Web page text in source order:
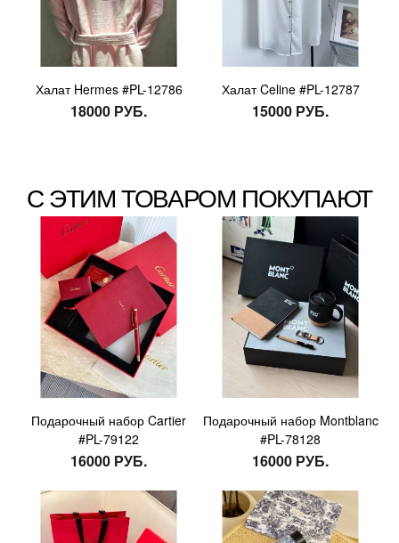
Халат Hermes #PL-12786
18000 РУБ.
Халат Celine #PL-12787
15000 РУБ.
С ЭТИМ ТОВАРОМ ПОКУПАЮТ
Подарочный набор Cartier
#PL-79122
16000 РУБ.
Подарочный набор Montblanc
#PL-78128
16000 РУБ.